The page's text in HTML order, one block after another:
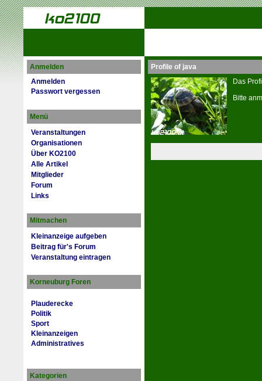
Anmelden
Anmelden
Passwort vergessen
Menü
Veranstaltungen
Organisationen
Über KO2100
Alle Artikel
Mitglieder
Forum
Links
Mitmachen
Kleinanzeige aufgeben
Beitrag für's Forum
Veranstaltung eintragen
Korneuburg Foren
Plauderecke
Politik
Sport
Kleinanzeigen
Administratives
Kategorien
Profile of java
Das
Bitte